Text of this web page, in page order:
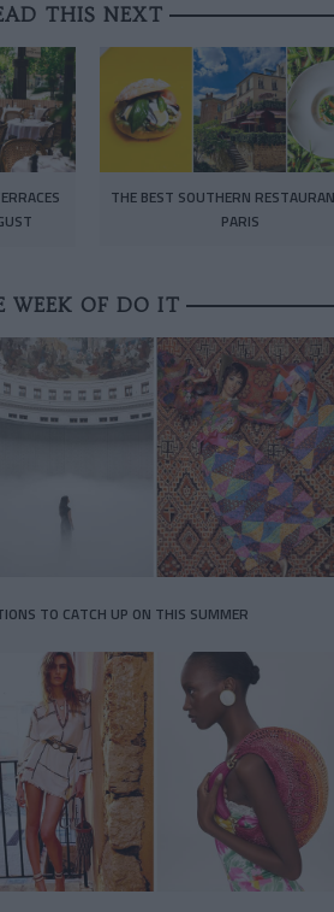
THIS NEXT
THE BEST SOUTHERN
PARIS
WEEK OF DO IT
TO CATCH UP ON THIS SUMMER